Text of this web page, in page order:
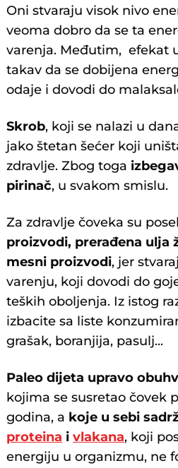
Oni stvaraju visok nivo
veoma dobro da se ta
varenja. Međutim, efekat
takav da se dobijena
odaje i dovodi do
Skrob, koji se nalazi u
jako štetan šećer koji
zdravlje. Zbog toga
pirinač, u svakom smislu.
Za zdravlje čoveka su
proizvodi, prerađena ulja
mesni proizvodi, jer
varenju, koji dovodi do
teških oboljenja. Iz istog
izbacite sa liste
grašak, boranjija, pasulj...
Paleo dijeta upravo
kojima se susretao čovek
godina, a koje u sebi
proteina ivlakana, koji
energiju u organizmu, ne